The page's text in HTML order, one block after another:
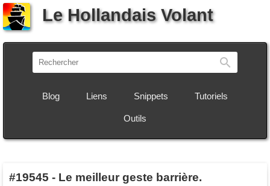
Le Hollandais Volant
Blog Liens Snippets Tutoriels
Outils
#19545 - Le meilleur geste barrière.